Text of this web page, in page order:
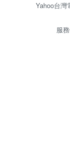
Yahoo台
服